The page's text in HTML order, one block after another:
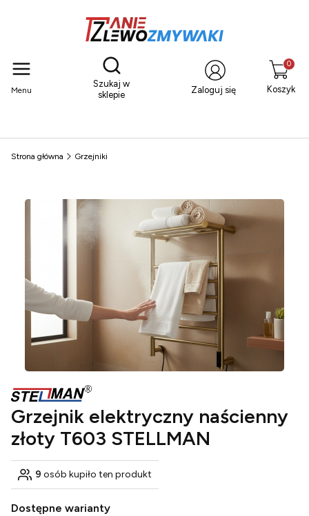
Menu
Otwórz wyszukiwarkę
Szukaj w
sklepie
Zaloguj się Koszyk
Strona główna Grzejniki
Grzejnik elektryczny naścienny
złoty T603 STELLMAN
9 osób kupiło ten produkt
Dostępne warianty